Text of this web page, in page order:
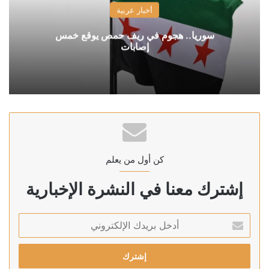
أخبار عربية
سوريا.. هجوم في ريف حمص يوقع خمس
إصابات
كن أول من يعلم
إشترك معنا في النشرة الإخبارية
بريدك
الإلكتروني